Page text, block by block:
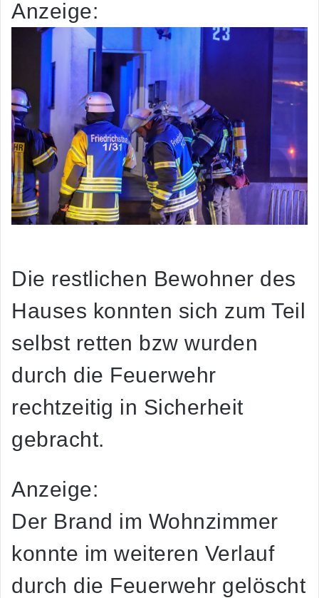
Anzeige:
Die restlichen Bewohner des
Hauses konnten sich zum Teil
selbst retten bzw wurden
durch die Feuerwehr
rechtzeitig in Sicherheit
gebracht.
Anzeige:
Der Brand im Wohnzimmer
konnte im weiteren Verlauf
durch die Feuerwehr gelöscht